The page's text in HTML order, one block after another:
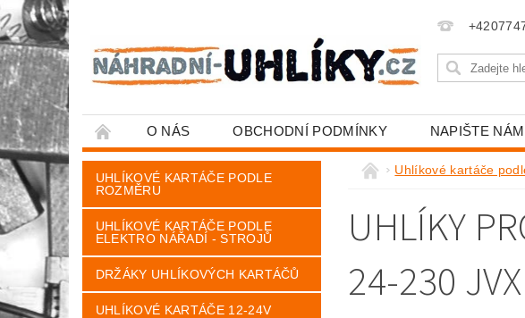
O NÁS OBCHODNÍ PODMÍNKY NAPIŠTE NÁM
UHLÍKOVÉ KARTÁČE PODLE
ROZMĚRU
UHLÍKOVÉ KARTÁČE PODLE
ELEKTRO NÁŘADÍ - STROJŮ
DRŽÁKY UHLÍKOVÝCH KARTÁČŮ
UHLÍKOVÉ KARTÁČE 12-24V
Uhlíkové kartáče
UHLÍKY
24-230